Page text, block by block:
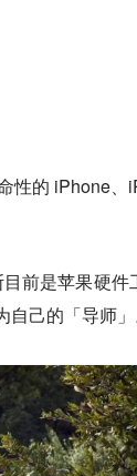
性的 iPhone、
前是苹果硬件
己的「导师」